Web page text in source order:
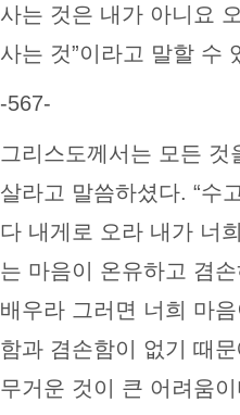
사는 것은 내가 아니요
사는 것”이라고 말할 수
-567-
그리스도께서는 모든 것
살라고 말씀하셨다. “수
다 내게로 오라 내가 너
는 마음이 온유하고 겸
배우라 그러면 너희 마
함과 겸손함이 없기 때
무거운 것이 큰 어려움